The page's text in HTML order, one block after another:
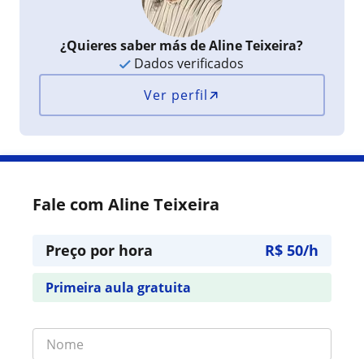
¿Quieres saber más de Aline Teixeira?
Dados verificados
Ver perfil
Fale com Aline Teixeira
Preço por hora R$ 50/h
Primeira aula gratuita